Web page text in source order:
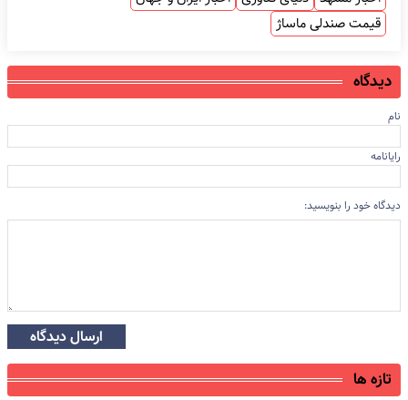
قیمت صندلی ماساژ
دیدگاه
نام
رایانامه
دیدگاه خود را بنویسید:
ارسال دیدگاه
تازه ها